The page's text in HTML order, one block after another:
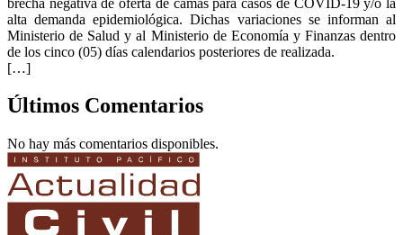
alta demanda epidemiológica. Dichas variaciones se informan al
Ministerio de Salud y al Ministerio de Economía y Finanzas dentro
de los cinco (05) días calendarios posteriores de realizada.
[…]
Últimos Comentarios
No hay más comentarios disponibles.